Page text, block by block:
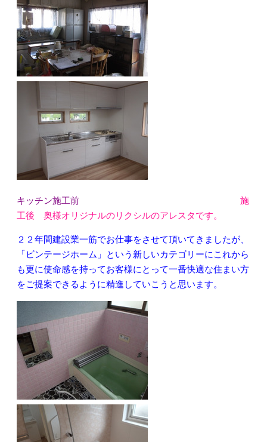
キッチン施工前
施
工後 奥様オリジナルのリクシルのアレスタです。
２２年間建設業一筋でお仕事をさせて頂いてきましたが、
「ビンテージホーム」という新しいカテゴリーにこれから
も更に使命感を持ってお客様にとって一番快適な住まい方
をご提案できるように精進していこうと思います。